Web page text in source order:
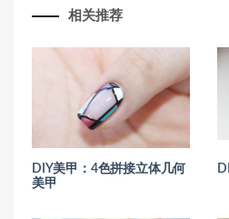
相关推荐
DIY美甲：4色拼接立体几何
美甲